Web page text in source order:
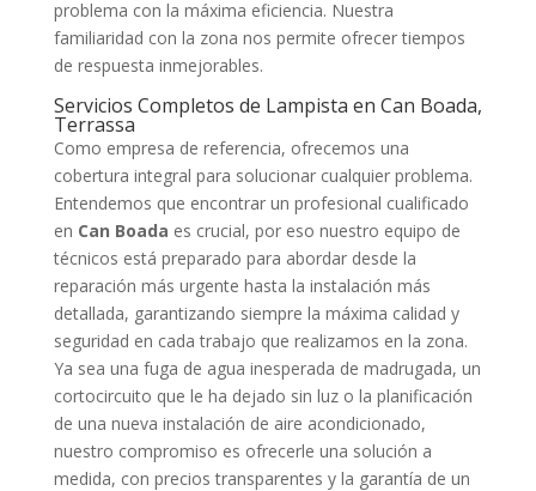
problema con la máxima eficiencia. Nuestra
familiaridad con la zona nos permite ofrecer tiempos
de respuesta inmejorables.
Servicios Completos de Lampista en Can Boada,
Terrassa
Como empresa de referencia, ofrecemos una
cobertura integral para solucionar cualquier problema.
Entendemos que encontrar un profesional cualificado
en Can Boada es crucial, por eso nuestro equipo de
técnicos está preparado para abordar desde la
reparación más urgente hasta la instalación más
detallada, garantizando siempre la máxima calidad y
seguridad en cada trabajo que realizamos en la zona.
Ya sea una fuga de agua inesperada de madrugada, un
cortocircuito que le ha dejado sin luz o la planificación
de una nueva instalación de aire acondicionado,
nuestro compromiso es ofrecerle una solución a
medida, con precios transparentes y la garantía de un